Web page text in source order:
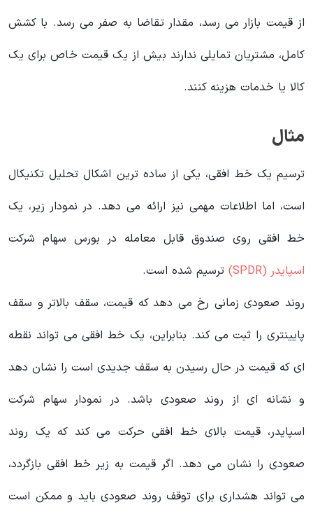
از قیمت بازار می رسد، مقدار تقاضا به صفر می رسد. با کشش
کامل، مشتریان تمایلی ندارند بیش از یک قیمت خاص برای یک
کالا یا خدمات هزینه کنند.
مثال
ترسیم یک خط افقی، یکی از ساده ترین اشکال تحلیل تکنیکال
است، اما اطلاعات مهمی نیز ارائه می دهد. در نمودار زیر، یک
خط افقی روی صندوق قابل معامله در بورس سهام شرکت
اسپایدر (SPDR)
ترسیم شده است.
روند صعودی زمانی رخ می دهد که قیمت، سقف بالاتر و سقف
پایینتری را ثبت می کند. بنابراین، یک خط افقی می تواند نقطه
ای که قیمت در حال رسیدن به سقف جدیدی است را نشان دهد
و نشانه ای از روند صعودی باشد. در نمودار سهام شرکت
اسپایدر، قیمت بالای خط افقی حرکت می کند که یک روند
صعودی را نشان می دهد. اگر قیمت به زیر خط افقی بازگردد،
می تواند هشداری برای توقف روند صعودی باید و ممکن است